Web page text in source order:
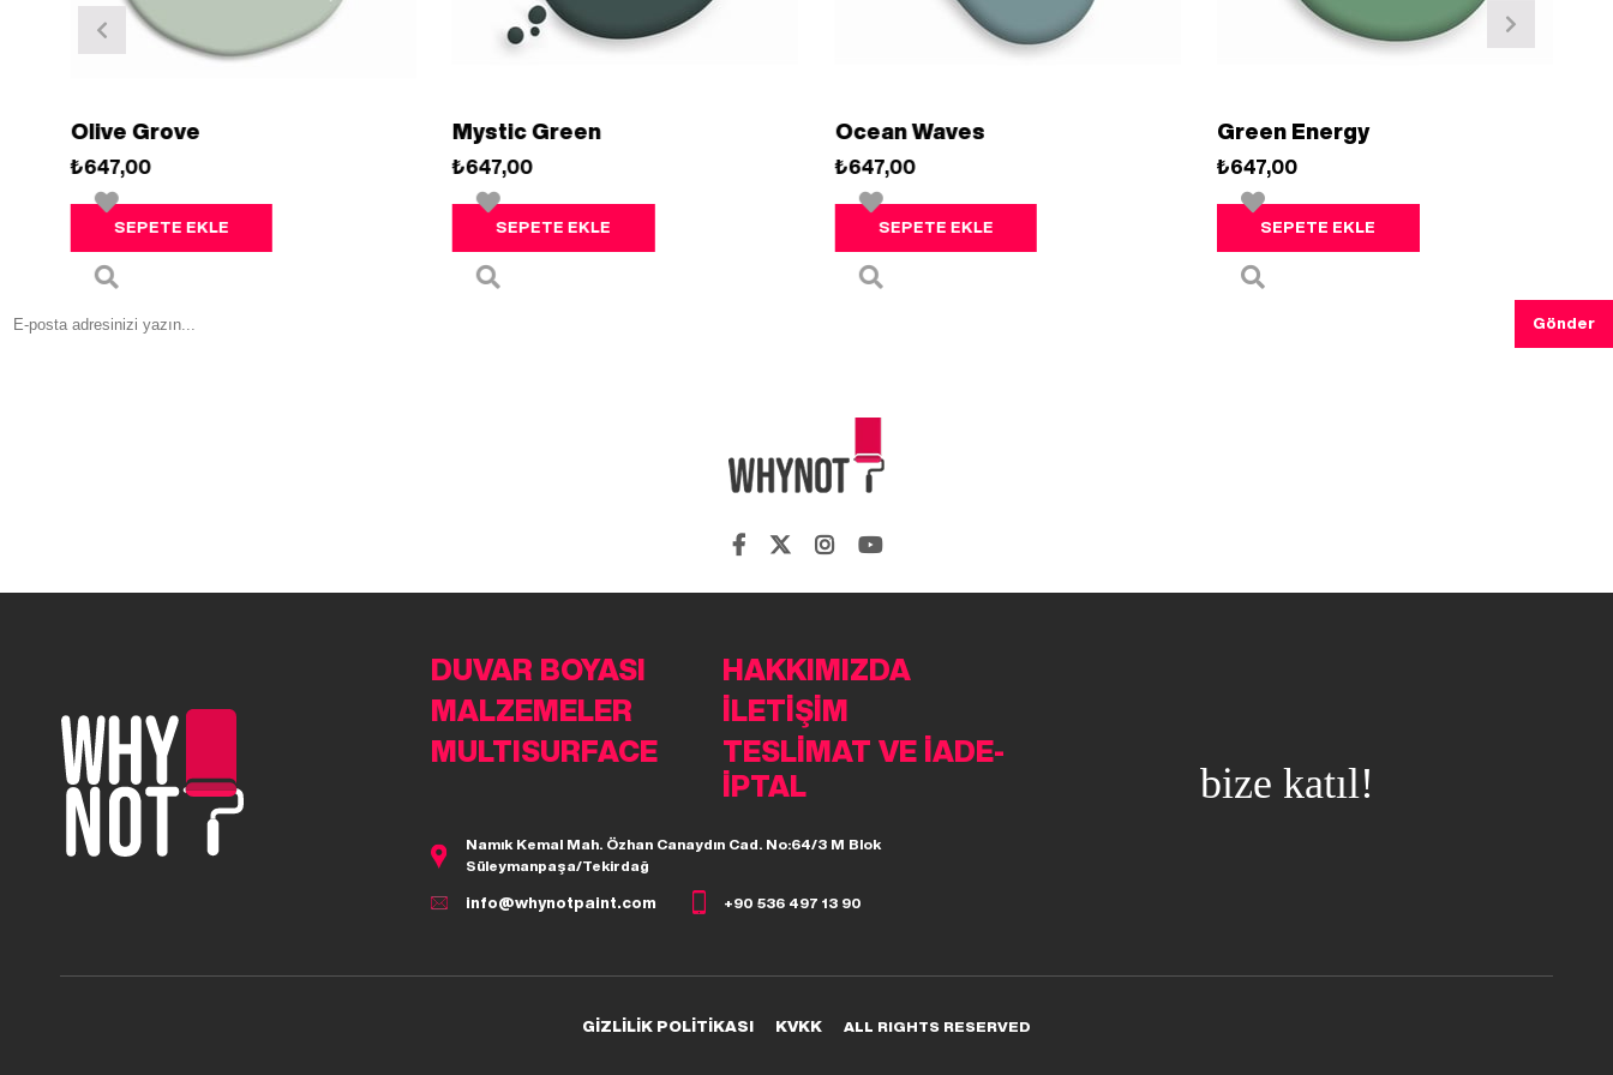
Grove
SEPETE EKLE
Mystic Green
SEPETE EKLE
Ocean Waves
SEPETE EKLE
Green Energy
SEPETE EKLE
Gönder
DUVAR BOYASI
MALZEMELER
MULTISURFACE
HAKKIMIZDA
İLETİŞİM
TESLİMAT VE İADE-
İPTAL
Namık Kemal Mah. Özhan Canaydın Cad. No:64/3 M Blok
Süleymanpaşa/Tekirdağ
info@whynotpaint.com +90 536 497 13 90
bize katıl!
GİZLİLİK POLİTİKASI KVKK ALL RIGHTS RESERVED